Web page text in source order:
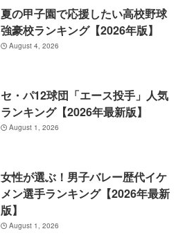
夏の甲子園で応援したい高校野球
強豪校ランキング【2026年版】
August 4, 2026
セ・パ12球団「エース投手」人気
ランキング【2026年最新版】
August 1, 2026
女性が選ぶ！男子バレー歴代イケ
メン選手ランキング【2026年最新
版】
August 1, 2026